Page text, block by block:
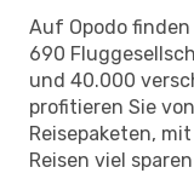
Auf Opodo
690
und 40.000
profitieren Sie
Reisepaketen,
Reisen viel